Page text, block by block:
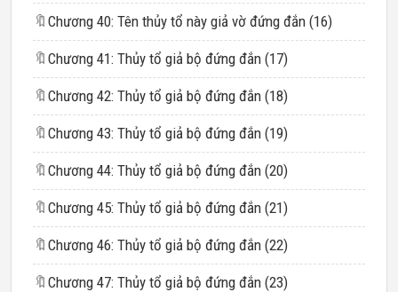
🔖 Chương 40: Tên thủy tổ này giả vờ đứng đắn (16)
🔖 Chương 41: Thủy tổ giả bộ đứng đắn (17)
🔖 Chương 42: Thủy tổ giả bộ đứng đắn (18)
🔖 Chương 43: Thủy tổ giả bộ đứng đắn (19)
🔖 Chương 44: Thủy tổ giả bộ đứng đắn (20)
🔖 Chương 45: Thủy tổ giả bộ đứng đắn (21)
🔖 Chương 46: Thủy tổ giả bộ đứng đắn (22)
🔖 Chương 47: Thủy tổ giả bộ đứng đắn (23)